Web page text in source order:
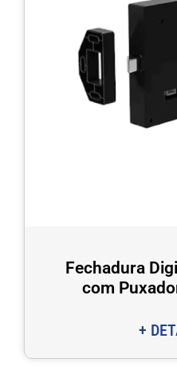
Fechadura
com
+